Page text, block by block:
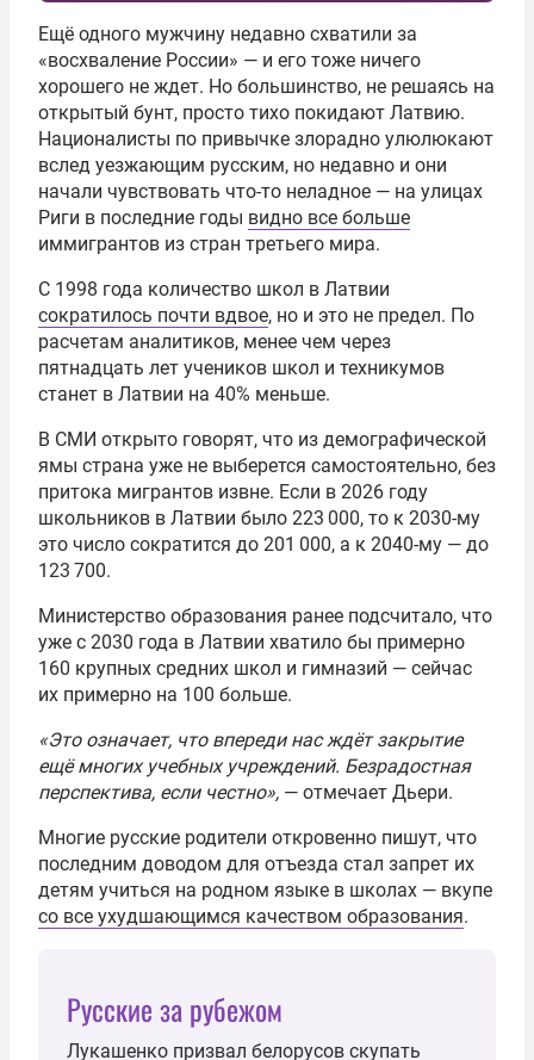
Ещё одного мужчину недавно схватили за
«восхваление России» — и его тоже ничего
хорошего не ждет. Но большинство, не решаясь на
открытый бунт, просто тихо покидают Латвию.
Националисты по привычке злорадно улюлюкают
вслед уезжающим русским, но недавно и они
начали чувствовать что-то неладное — на улицах
Риги в последние годы видно все больше
иммигрантов из стран третьего мира.
С 1998 года количество школ в Латвии
сократилось почти вдвое, но и это не предел. По
расчетам аналитиков, менее чем через
пятнадцать лет учеников школ и техникумов
станет в Латвии на 40% меньше.
В СМИ открыто говорят, что из демографической
ямы страна уже не выберется самостоятельно, без
притока мигрантов извне. Если в 2026 году
школьников в Латвии было 223 000, то к 2030-му
это число сократится до 201 000, а к 2040-му — до
123 700.
Министерство образования ранее подсчитало, что
уже с 2030 года в Латвии хватило бы примерно
160 крупных средних школ и гимназий — сейчас
их примерно на 100 больше.
«Это означает, что впереди нас ждёт закрытие
ещё многих учебных учреждений. Безрадостная
перспектива, если честно», — отмечает Дьери.
Многие русские родители откровенно пишут, что
последним доводом для отъезда стал запрет их
детям учиться на родном языке в школах — вкупе
со все ухудшающимся качеством образования.
Русские за рубежом
Лукашенко призвал белорусов скупать